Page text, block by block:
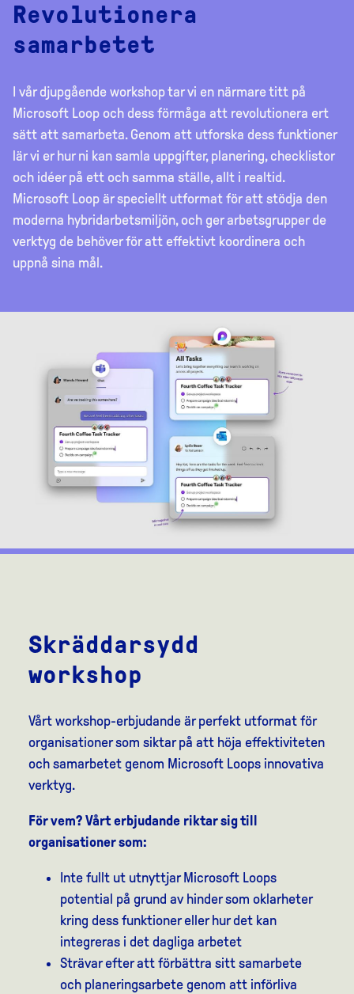
Revolutionera
samarbetet
I vår djupgående workshop tar vi en närmare titt på
Microsoft Loop och dess förmåga att revolutionera ert
sätt att samarbeta. Genom att utforska dess funktioner
lär vi er hur ni kan samla uppgifter, planering, checklistor
och idéer på ett och samma ställe, allt i realtid.
Microsoft Loop är speciellt utformat för att stödja den
moderna hybridarbetsmiljön, och ger arbetsgrupper de
verktyg de behöver för att effektivt koordinera och
uppnå sina mål.
Skräddarsydd
workshop
Vårt workshop-erbjudande är perfekt utformat för
organisationer som siktar på att höja effektiviteten
och samarbetet genom Microsoft Loops innovativa
verktyg.
För vem? Vårt erbjudande riktar sig till
organisationer som:
Inte fullt ut utnyttjar Microsoft Loops
potential på grund av hinder som oklarheter
kring dess funktioner eller hur det kan
integreras i det dagliga arbetet
Strävar efter att förbättra sitt samarbete
och planeringsarbete genom att införliva